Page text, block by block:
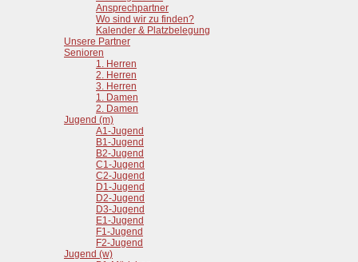
Ansprechpartner
Wo sind wir zu finden?
Kalender & Platzbelegung
Unsere Partner
Senioren
1. Herren
2. Herren
3. Herren
1. Damen
2. Damen
Jugend (m)
A1-Jugend
B1-Jugend
B2-Jugend
C1-Jugend
C2-Jugend
D1-Jugend
D2-Jugend
D3-Jugend
E1-Jugend
F1-Jugend
F2-Jugend
Jugend (w)